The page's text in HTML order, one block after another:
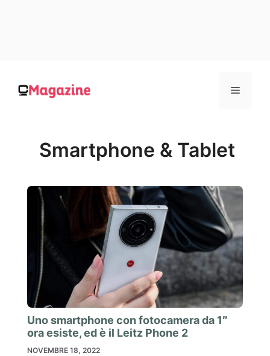
contenuto
MENU
Smartphone & Tablet
Uno smartphone con fotocamera da 1″
ora esiste, ed è il Leitz Phone 2
NOVEMBRE 18, 2022